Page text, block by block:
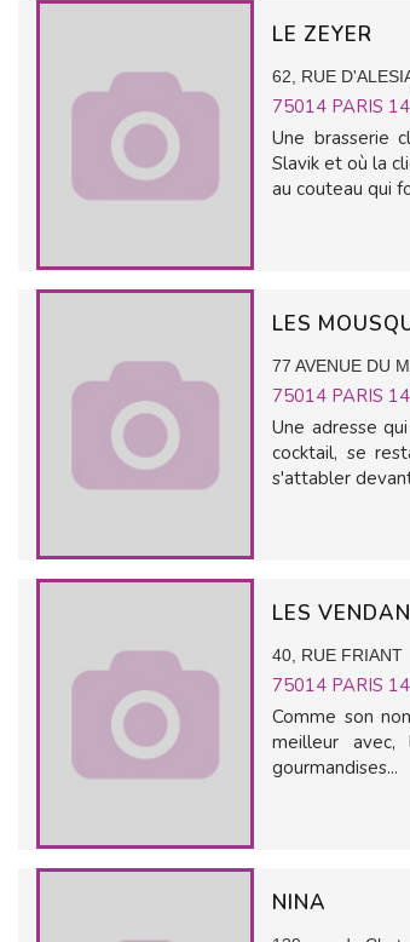
LE ZEYER
62, RUE
75014 PARIS
Une brasserie
Slavik et où la
au couteau qui
LES
77 AVENUE DU
75014 PARIS
Une adresse
cocktail, se
s'attabler
LES
40, RUE FRIANT
75014 PARIS
Comme son
meilleur
gourmandises...
NINA